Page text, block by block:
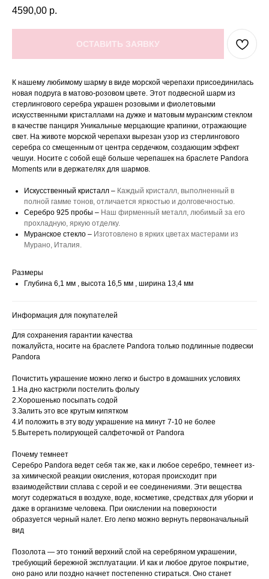
4590,00 р.
ОСТАВИТЬ ЗАЯВКУ
К нашему любимому шарму в виде морской черепахи присоединилась
новая подруга в матово-розовом цвете. Этот подвесной шарм из
стерлингового серебра украшен розовыми и фиолетовыми
искусственными кристаллами на дужке и матовым муранским стеклом
в качестве панциря Уникальные мерцающие крапинки, отражающие
свет. На животе морской черепахи вырезан узор из стерлингового
серебра со смещенным от центра сердечком, создающим эффект
чешуи. Носите с собой ещё больше черепашек на браслете Pandora
Moments или в держателях для шармов.
Искусственный кристалл – Каждый кристалл, выполненный в
полной гамме тонов, отличается яркостью и долговечностью.
Серебро 925 пробы – Наш фирменный металл, любимый за его
прохладную, яркую отделку.
Муранское стекло – Изготовлено в ярких цветах мастерами из
Мурано, Италия.
Размеры
Глубина 6,1 мм , высота 16,5 мм , ширина 13,4 мм
Информация для покупателей
Для сохранения гарантии качества
пожалуйста, носите на браслете Pandora только подлинные подвески
Pandora
Почистить украшение можно легко и быстро в домашних условиях
1.На дно кастрюли постелить фольгу
2.Хорошенько посыпать содой
3.Залить это все крутым кипятком
4.И положить в эту воду украшение на минут 7-10 не более
5.Вытереть полирующей салфеточкой от Pandora
Почему темнеет
Серебро Pandora ведет себя так же, как и любое серебро, темнеет из-
за химической реакции окисления, которая происходит при
взаимодействии сплава с серой и ее соединениями. Эти вещества
могут содержаться в воздухе, воде, косметике, средствах для уборки и
даже в организме человека. При окислении на поверхности
образуется черный налет. Его легко можно вернуть первоначальный
вид
Позолота — это тонкий верхний слой на серебряном украшении,
требующий бережной эксплуатации. И как и любое другое покрытие,
оно рано или поздно начнет постепенно стираться. Оно станет